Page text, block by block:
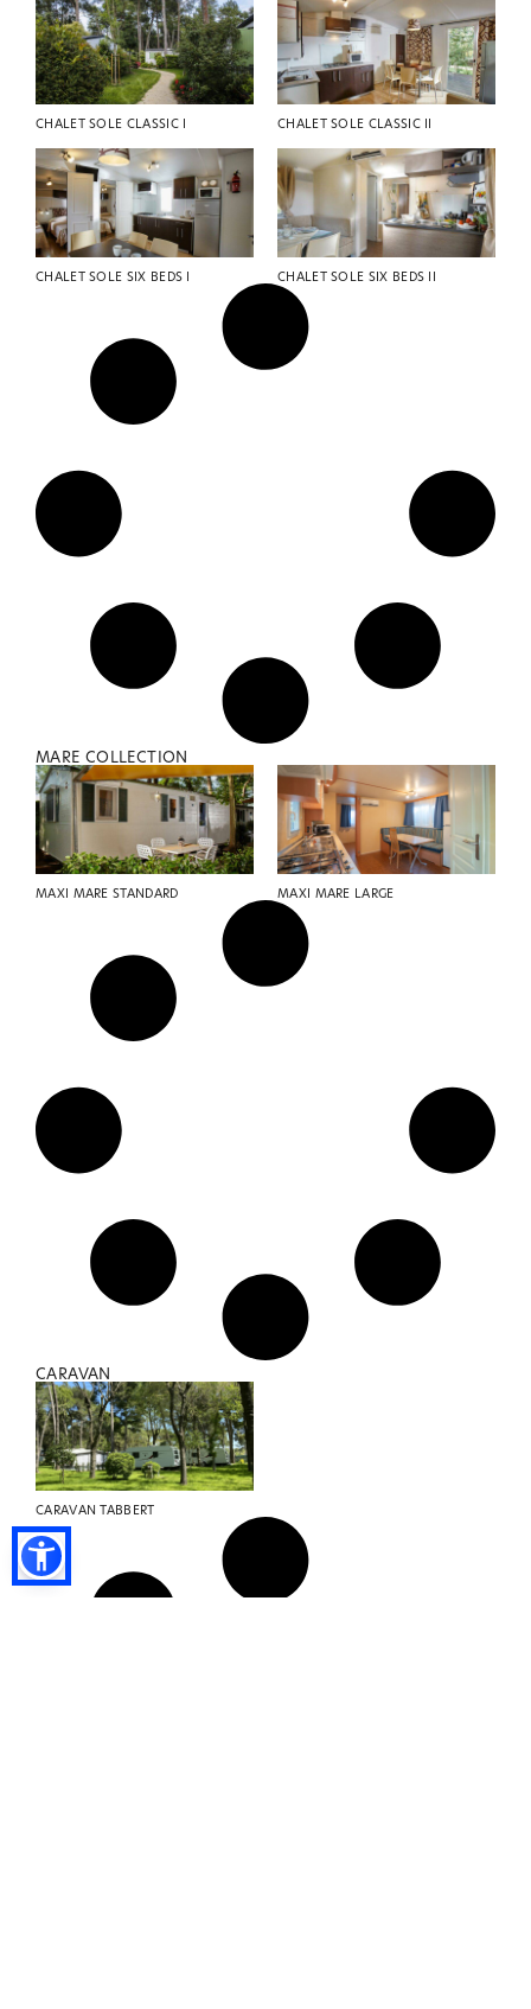
CHALET SOLE CLASSIC I CHALET SOLE CLASSIC II
CHALET SOLE SIX BEDS I CHALET SOLE SIX BEDS II
MARE COLLECTION
MAXI MARE STANDARD MAXI MARE LARGE
CARAVAN
CARAVAN TABBERT